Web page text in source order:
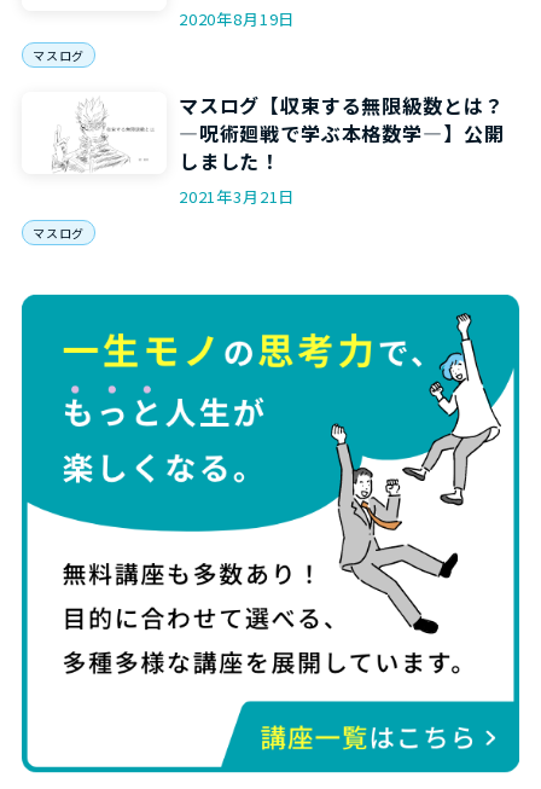
2020年8月19日
マスログ
マスログ【収束する無限級数とは？
―呪術廻戦で学ぶ本格数学―】公開
しました！
2021年3月21日
マスログ